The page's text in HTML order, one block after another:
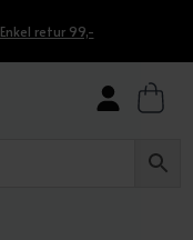
Enkel retur 99,-